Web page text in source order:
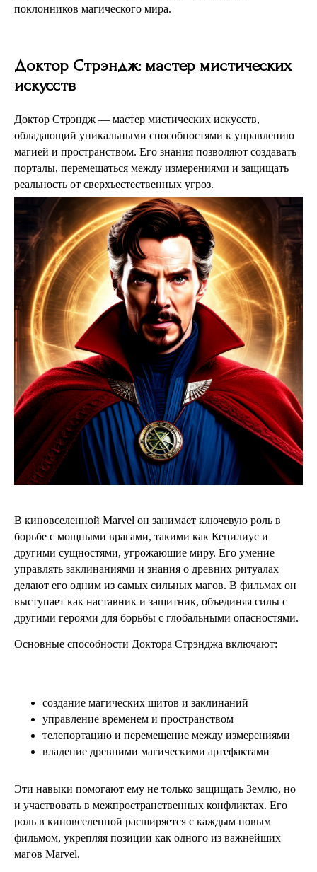
поклонников магического мира.
Доктор Стрэндж: мастер мистических
искусств
Доктор Стрэндж — мастер мистических искусств,
обладающий уникальными способностями к управлению
магией и пространством. Его знания позволяют создавать
порталы, перемещаться между измерениями и защищать
реальность от сверхъестественных угроз.
В киновселенной Marvel он занимает ключевую роль в
борьбе с мощными врагами, такими как Кецилиус и
другими сущностями, угрожающие миру. Его умение
управлять заклинаниями и знания о древних ритуалах
делают его одним из самых сильных магов. В фильмах он
выступает как наставник и защитник, объединяя силы с
другими героями для борьбы с глобальными опасностями.
Основные способности Доктора Стрэнджа включают:
создание магических щитов и заклинаний
управление временем и пространством
телепортацию и перемещение между измерениями
владение древними магическими артефактами
Эти навыки помогают ему не только защищать Землю, но
и участвовать в межпространственных конфликтах. Его
роль в киновселенной расширяется с каждым новым
фильмом, укрепляя позиции как одного из важнейших
магов Marvel.